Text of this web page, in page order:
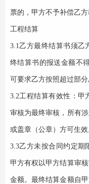
票的，甲方不予补偿乙方
工程结算
3.1乙方最终结算书须乙
终结算书的报送金额不
可要求乙方按照超过部
3.2工程结算有效性：甲
审核为最终审核，所有
或盖章（公章）方可生效
3.3乙方未按合同约定期
甲方有权以甲方结算审
金额。最终结算金额自